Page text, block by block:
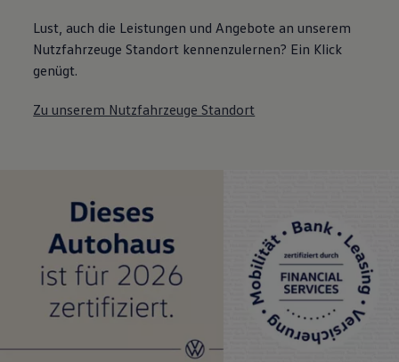
Lust, auch die Leistungen und Angebote an unserem
Nutzfahrzeuge Standort kennenzulernen? Ein Klick
genügt.
Zu unserem Nutzfahrzeuge Standort